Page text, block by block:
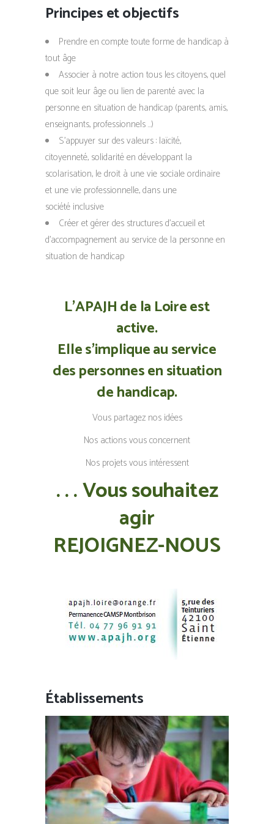
Principes et objectifs
Prendre en compte toute forme de handicap à
tout âge
Associer à notre action tous les citoyens, quel
que soit leur âge ou lien de parenté avec la
personne en situation de handicap (parents, amis,
enseignants, professionnels …)
S’appuyer sur des valeurs : laïcité,
citoyenneté, solidarité en développant la
scolarisation, le droit à une vie sociale ordinaire
et une vie professionnelle, dans une
société inclusive
Créer et gérer des structures d’accueil et
d’accompagnement au service de la personne en
situation de handicap
L’APAJH de la Loire est
active.
Elle s’implique au service
des personnes en situation
de handicap.
Vous partagez nos idées
Nos actions vous concernent
Nos projets vous intéressent
. . . Vous souhaitez
agir
REJOIGNEZ-NOUS
Établissements